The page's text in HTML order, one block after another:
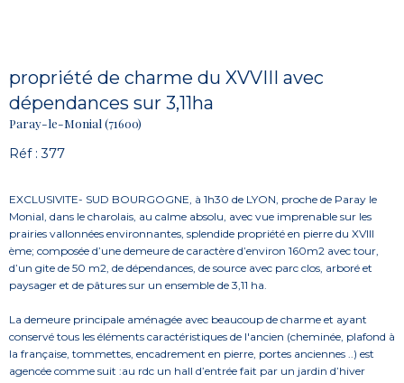
propriété de charme du XVVIII avec
dépendances sur 3,11ha
Paray-le-Monial (71600)
Réf : 377
EXCLUSIVITE- SUD BOURGOGNE, à 1h30 de LYON, proche de Paray le
Monial, dans le charolais, au calme absolu, avec vue imprenable sur les
prairies vallonnées environnantes, splendide propriété en pierre du XVIII
ème; composée d’une demeure de caractère d’environ 160m2 avec tour,
d’un gite de 50 m2, de dépendances, de source avec parc clos, arboré et
paysager et de pâtures sur un ensemble de 3,11 ha.
La demeure principale aménagée avec beaucoup de charme et ayant
conservé tous les éléments caractéristiques de l'ancien (cheminée, plafond à
la française, tommettes, encadrement en pierre, portes anciennes ..) est
agencée comme suit :au rdc un hall d’entrée fait par un jardin d’hiver